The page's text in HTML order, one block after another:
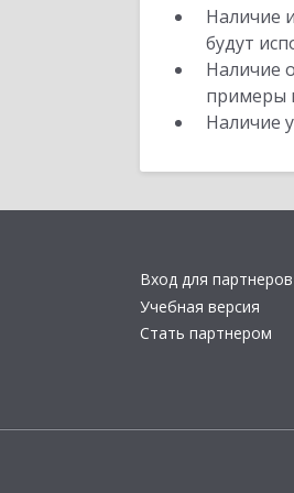
Наличие
будут
Наличие
примеры
Наличие
Вход для
Учебная версия
Стать партнером